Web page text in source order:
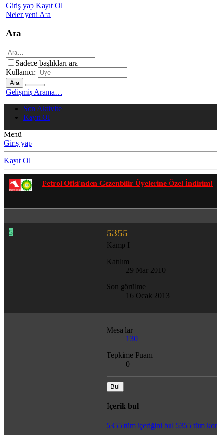
Giriş yap Kayıt Ol
Neler yeni Ara
Ara
Sadece başlıkları ara
Kullanıcı:
Ara
Gelişmiş Arama…
Son Aktivite
Kayıt Ol
Menü
Giriş yap
Kayıt Ol
Gezenbilir Whatsapp Grupları'na
5 5355
Kamp I
Katılım
29 Mar 2010
Son görülme
16 Ocak 2013
Mesajlar
130
Tepkime Puanı
0
Bul
İçerik bul
5355 tüm içeriğini bul 5355 tüm